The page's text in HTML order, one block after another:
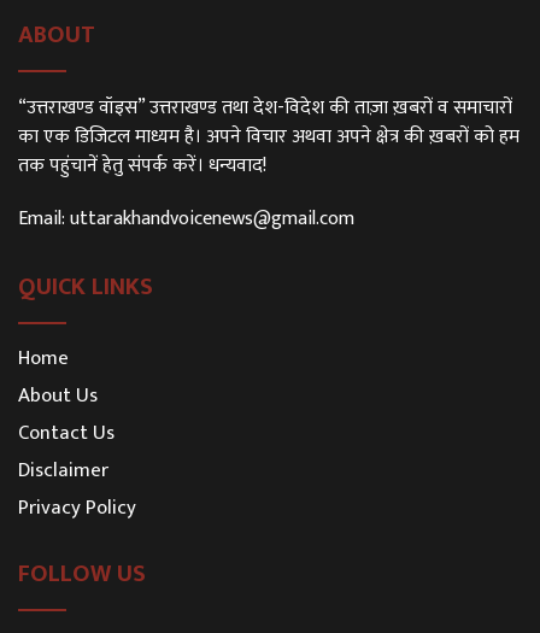
ABOUT
“उत्तराखण्ड वॉइस” उत्तराखण्ड तथा देश-विदेश की ताज़ा ख़बरों व समाचारों
का एक डिजिटल माध्यम है। अपने विचार अथवा अपने क्षेत्र की ख़बरों को हम
तक पहुंचानें हेतु संपर्क करें। धन्यवाद!
Email:uttarakhandvoicenews@gmail.com
QUICK LINKS
Home
About Us
Contact Us
Disclaimer
Privacy Policy
FOLLOW US